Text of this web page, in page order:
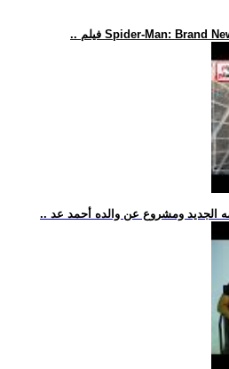
الجديد ومشروع عن والده أحمد عد